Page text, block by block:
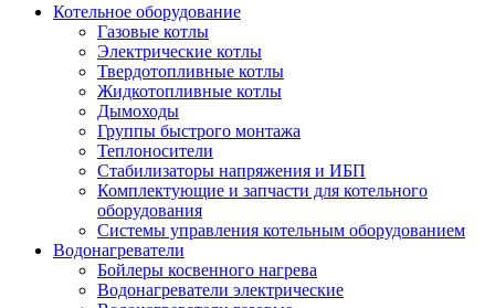
Котельное оборудование
Газовые котлы
Электрические котлы
Твердотопливные котлы
Жидкотопливные котлы
Дымоходы
Группы быстрого монтажа
Теплоносители
Стабилизаторы напряжения и ИБП
Комплектующие и запчасти для котельного
оборудования
Системы управления котельным оборудованием
Водонагреватели
Бойлеры косвенного нагрева
Водонагреватели электрические